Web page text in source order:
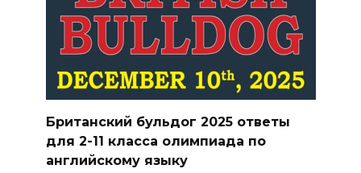
Британский бульдог 2025 ответы
для 2-11 класса олимпиада по
английскому языку